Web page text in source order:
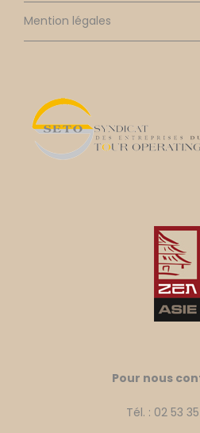
Mention légales
Pour nous
Tél. : 02 53